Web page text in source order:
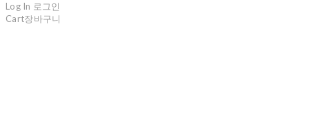
Log In 로그인
Cart장바구니